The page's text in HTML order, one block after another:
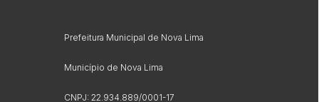
Prefeitura Municipal de Nova Lima
Município de Nova Lima
CNPJ: 22.934.889/0001-17